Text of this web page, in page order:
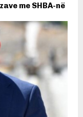
me SHBA-në